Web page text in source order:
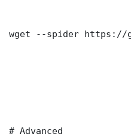
wget --spider https://
# Advanced